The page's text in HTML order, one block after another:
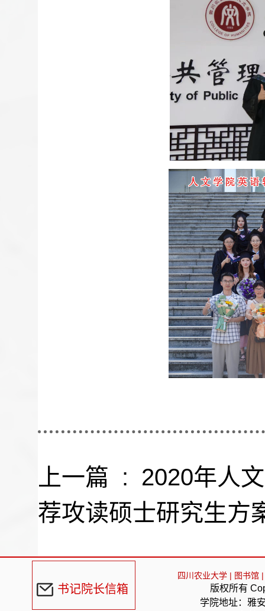
上一篇 : 2020年人
荐攻读硕士研究生方
书记院长信箱
四川农业大学 | 图书馆 |
版权所有
学院地址：雅